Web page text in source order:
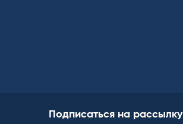
Подписаться на рассылку